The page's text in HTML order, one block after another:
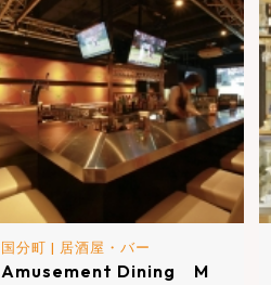
国分町 | 居酒屋・バー
Amusement Dining M